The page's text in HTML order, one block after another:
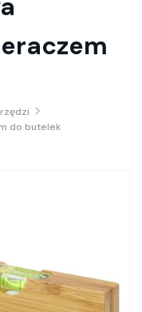
do butelek